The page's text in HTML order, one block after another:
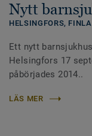
Nytt
HELSINGFORS,
Ett nytt
Helsingfors 17
påbörjades 2014..
LÄS MER